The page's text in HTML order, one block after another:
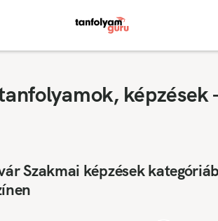
képzések
Szakmai képzések